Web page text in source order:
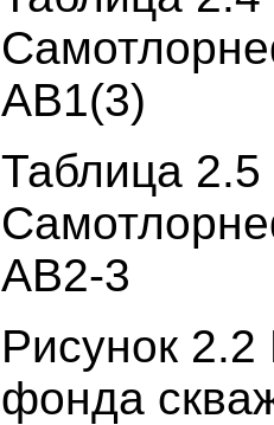
АВ1(3)
Таблица
АВ2-3
Рисунок
фонда